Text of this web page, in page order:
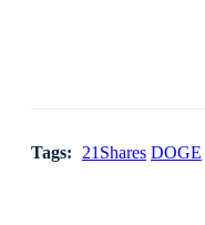
Tags: 21Shares DOGE